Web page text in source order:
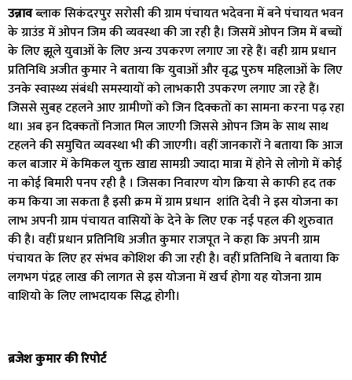
उन्नावब्लाक सिकंदरपुर सरोसी की ग्राम पंचायत भदेवना में बने पंचायत भवन
के ग्राउंड में ओपन जिम की व्यवस्था की जा रही है। जिसमें ओपन जिम में बच्चों
के लिए झूले युवाओं के लिए अन्य उपकरण लगाए जा रहे हैं। वही ग्राम प्रधान
प्रतिनिधि अजीत कुमार ने बताया कि युवाओं और वृद्ध पुरुष महिलाओं के लिए
उनके स्वास्थ्य संबंधी समस्यायों को लाभकारी उपकरण लगाए जा रहे हैं।
जिससे सुबह टहलने आए ग्रामीणों को जिन दिक्कतों का सामना करना पढ़ रहा
था। अब इन दिक्कतों निजात मिल जाएगी जिससे ओपन जिम के साथ साथ
टहलने की समुचित व्यवस्था भी की जाएगी। वहीं जानकारों ने बताया कि आज
कल बाजार में केमिकल युक्त खाद्य सामग्री ज्यादा मात्रा में होने से लोगो में कोई
ना कोई बिमारी पनप रही है । जिसका निवारण योग क्रिया से काफी हद तक
कम किया जा सकता है इसी क्रम में ग्राम प्रधान शांति देवी ने इस योजना का
लाभ अपनी ग्राम पंचायत वासियों के देने के लिए एक नई पहल की शुरुवात
की है। वहीं प्रधान प्रतिनिधि अजीत कुमार राजपूत ने कहा कि अपनी ग्राम
पंचायत के लिए हर संभव कोशिश की जा रही है। वहीं प्रतिनिधि ने बताया कि
लगभग पंद्रह लाख की लागत से इस योजना में खर्च होगा यह योजना ग्राम
वाशियो के लिए लाभदायक सिद्ध होगी।
ब्रजेश कुमार की रिपोर्ट